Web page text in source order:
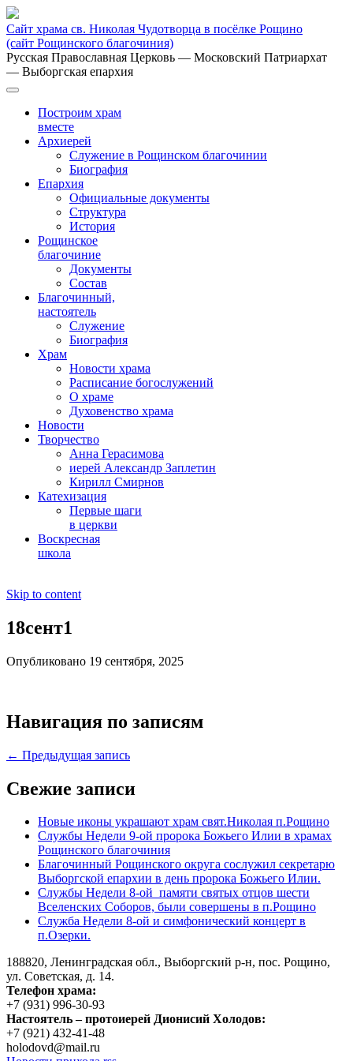
Сайт храма св. Николая Чудотворца в посёлке Рощино
(сайт Рощинского благочиния)
Русская Православная Церковь — Московский Патриархат
— Выборгская епархия
Построим храм
вместе
Архиерей
Служение в Рощинском благочинии
Биография
Епархия
Официальные документы
Структура
История
Рощинское
благочиние
Документы
Состав
Благочинный,
настоятель
Служение
Биография
Храм
Новости храма
Расписание богослужений
О храме
Духовенство храма
Новости
Творчество
Анна Герасимова
иерей Александр Заплетин
Кирилл Смирнов
Катехизация
Первые шаги
в церкви
Воскресная
школа
Skip to content
18сент1
Опубликовано 19 сентября, 2025
Навигация по записям
← Предыдущая запись
Свежие записи
Новые иконы украшают храм свят.Николая п.Рощино
Службы Недели 9-ой пророка Божьего Илии в храмах
Рощинского благочиния
Благочинный Рощинского округа сослужил секретарю
Выборгской епархии в день пророка Божьего Илии.
Службы Недели 8-ой памяти святых отцов шести
Вселенских Соборов, были совершены в п.Рощино
Служба Недели 8-ой и симфонический концерт в
п.Озерки.
188820, Ленинградская обл., Выборгский р-н, пос. Рощино,
ул. Советская, д. 14.
Телефон храма:
+7 (931) 996-30-93
Настоятель – протоиерей Дионисий Холодов:
+7 (921) 432-41-48
holodovd@mail.ru